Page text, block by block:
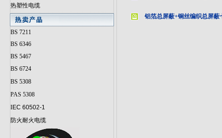
热塑性电缆
BS 7211
BS 6346
BS 5467
BS 6724
BS 5308
PAS 5308
IEC 60502-1
防火耐火电缆
铝箔总屏蔽+铜丝编织总屏蔽